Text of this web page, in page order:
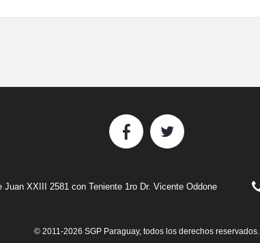
XXIII 2581 con Teniente 1ro Dr. Vicente Oddone
© 2011-2026 SGP Paraguay, todos los derechos reservados.